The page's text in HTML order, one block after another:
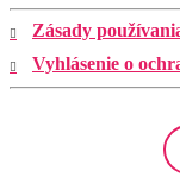
Zásady
Vyhlásenie o